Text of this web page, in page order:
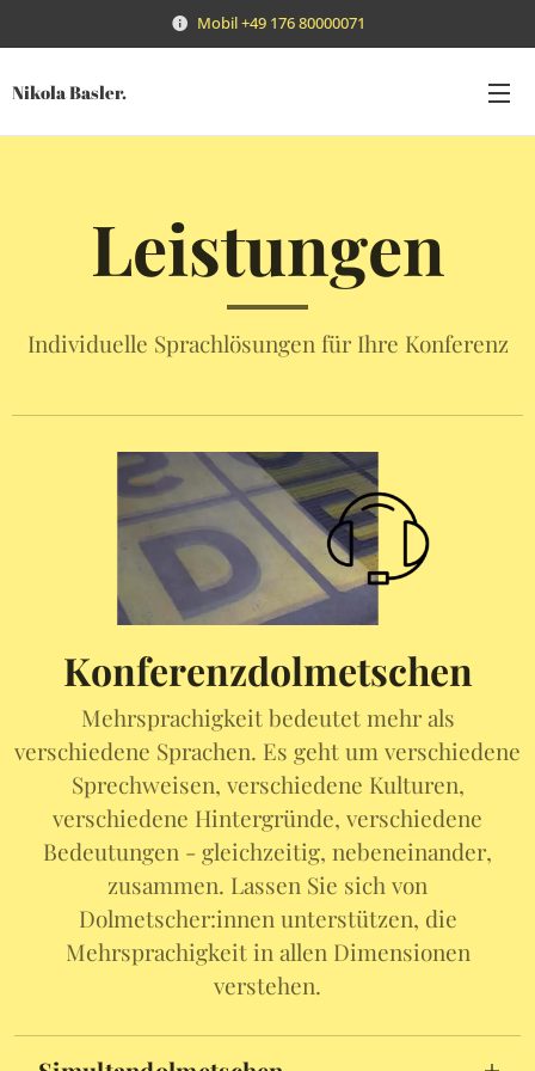
Mobil +49 176 80000071‬
Nikola Basler.
Leistungen
Individuelle Sprachlösungen für Ihre Konferenz
Konferenzdolmetschen
Mehrsprachigkeit bedeutet mehr als
verschiedene Sprachen. Es geht um verschiedene
Sprechweisen, verschiedene Kulturen,
verschiedene Hintergründe, verschiedene
Bedeutungen - gleichzeitig, nebeneinander,
zusammen. Lassen Sie sich von
Dolmetscher:innen unterstützen, die
Mehrsprachigkeit in allen Dimensionen
verstehen.